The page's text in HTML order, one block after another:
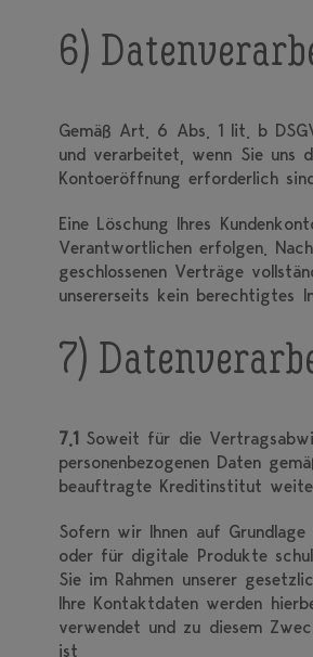
6)
Gemäß Art. 6 Abs. 1 lit. b
und verarbeitet, wenn Sie uns
Kontoeröffnung erforderlich
Eine Löschung Ihres
Verantwortlichen erfolgen.
geschlossenen Verträge
unsererseits kein berechtigtes
7)
7.1 Soweit für die
personenbezogenen Daten
beauftragte Kreditinstitut
Sofern wir Ihnen auf
oder für digitale Produkte
Sie im Rahmen unserer
Ihre Kontaktdaten werden
verwendet und zu diesem
ist.